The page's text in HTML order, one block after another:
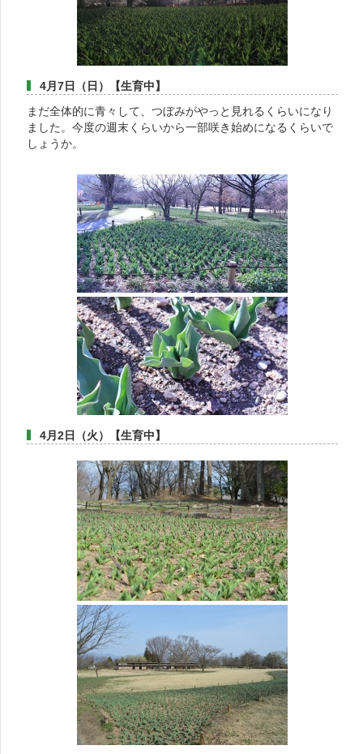
4月7日（日）【生育中】
まだ全体的に青々して、つぼみがやっと見れるくらいになり
ました。今度の週末くらいから一部咲き始めになるくらいで
しょうか。
4月2日（火）【生育中】